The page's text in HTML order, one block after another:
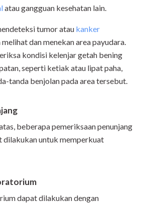
atau gangguan kesehatan lain.
tumor atau kanker
melihat dan menekan area payudara.
kondisi kelenjar getah bening
seperti ketiak atau lipat paha,
tanda benjolan pada area tersebut.
beberapa pemeriksaan penunjang
dilakukan untuk memperkuat
dapat dilakukan dengan